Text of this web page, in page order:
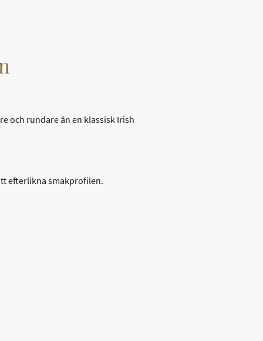
och rundare än en klassisk Irish
efterlikna smakprofilen.